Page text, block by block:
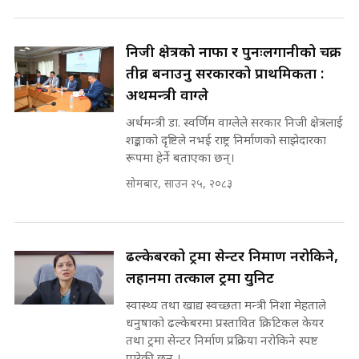
राष्ट्रिय सवालमा ९ दल एकजुट ||
Prachanda, Rabi, Gagan Stand
on the Same Page ||
SIDHAKURA ||
सहकारी पीडितसँग मन्त्री प्रतिभा रावलले
Sidhakura || Pratibha Rawal
रसुवाकाे भाङ्गे झरना | Bhange
Waterfall of Rasuwa ||
SIDHAKURA ||
मन्त्री आउने बित्तिकै सुरु भएको थियो
SIDHAKURA ||
घुसको डिल गर्ने मन्त्रीकाे राजिनामा,
भूमिसुधार मन्त्रीलाई जोगाइदै ! ||
SIDHAKURA ||
७८ लाख घुस खाने मन्त्री ! जोगाउने
SIDHAKURA INVESTIGATION
||
मन्त्री र पूर्व मन्त्रीको ७८ लाख घुस डिलको
अडियो | FULL AUDIO |
निजी क्षेत्रको नाफा र पुनःलगानीको चक्र
तीव्र बनाउनु सरकारको प्राथमिकता :
अर्थमन्त्री वाग्ले
अर्थमन्त्री डा. स्वर्णिम वाग्लेले सरकार निजी क्षेत्रलाई
शङ्काको दृष्टिले नभई राष्ट्र निर्माणको साझेदारका
रूपमा हेर्ने बताएका छन्।
सोमबार, साउन २५, २०८३
ढल्केबरको ट्रमा सेन्टर निर्माण नरोकिने,
लहानमा तत्काल ट्रमा युनिट
स्वास्थ्य तथा खाद्य स्वच्छता मन्त्री निशा मेहताले
धनुषाको ढल्केबरमा प्रस्तावित क्रिटिकल केयर
तथा ट्रमा सेन्टर निर्माण प्रक्रिया नरोकिने स्पष्ट